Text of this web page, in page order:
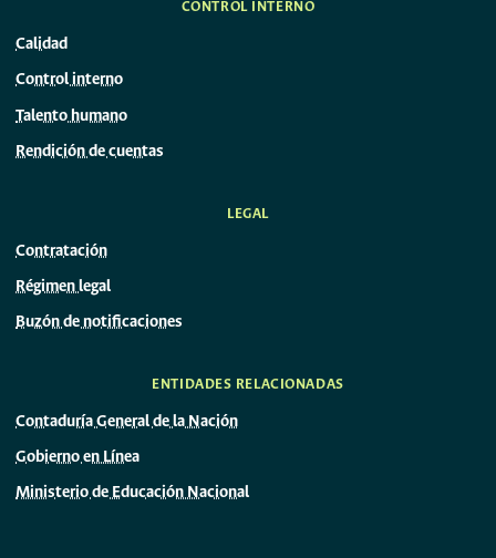
cmecanica_med@unal.edu.co
CONTROL INTERNO
Calidad
Control interno
Talento humano
Rendición de cuentas
LEGAL
Contratación
Régimen legal
Buzón de notificaciones
ENTIDADES RELACIONADAS
Contaduría General de la Nación
Gobierno en Línea
Ministerio de Educación Nacional